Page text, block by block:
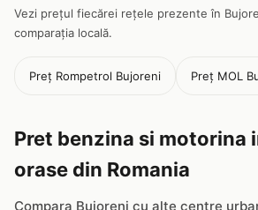
Vezi prețul fiecărei rețele prezente în
comparația locală.
Preț Rompetrol Bujoreni Preț MOL
Pret benzina si motorina
orase din Romania
Compara Bujoreni cu alte centre